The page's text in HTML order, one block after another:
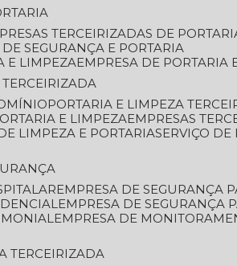
TERCEIRIZADAS DE
DE SEGURANÇA E PORTARIA
E LIMPEZA
EMPRESA DE PORTARIA
TERCEIRIZADA
PORTARIA E LIMPEZA
E LIMPEZA
EMPRESAS
LIMPEZA E PORTARIA SERVIÇO
EMPRESA DE SEGURANÇA
EMPRESA DE SEGURANÇA
EMPRESA DE
TERCEIRIZADA